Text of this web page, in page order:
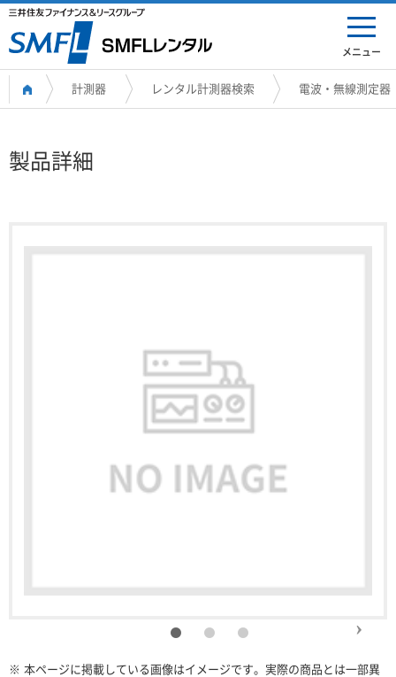
メニュー
計測器 レンタル計測器検索 電波・無線測定器
製品詳細
※ 本ページに掲載している画像はイメージです。実際の商品とは一部異